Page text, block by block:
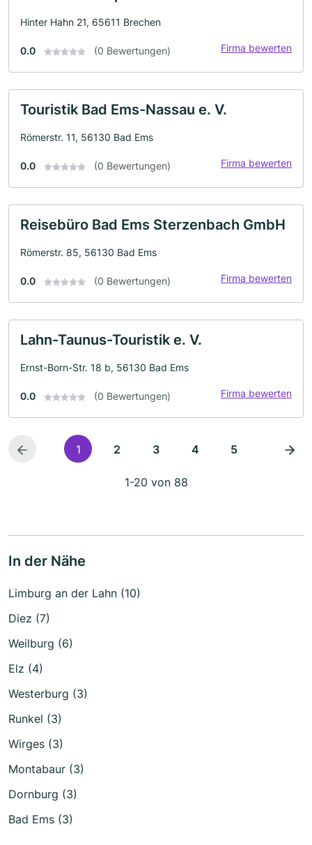
Hinter Hahn 21, 65611 Brechen
0.0 (0 Bewertungen) Firma bewerten
Touristik Bad Ems-Nassau e. V.
Römerstr. 11, 56130 Bad Ems
0.0 (0 Bewertungen) Firma bewerten
Reisebüro Bad Ems Sterzenbach GmbH
Römerstr. 85, 56130 Bad Ems
0.0 (0 Bewertungen) Firma bewerten
Lahn-Taunus-Touristik e. V.
Ernst-Born-Str. 18 b, 56130 Bad Ems
0.0 (0 Bewertungen) Firma bewerten
1 2 3 4 5
1-20 von 88
In der Nähe
Limburg an der Lahn (10)
Diez (7)
Weilburg (6)
Elz (4)
Westerburg (3)
Runkel (3)
Wirges (3)
Montabaur (3)
Dornburg (3)
Bad Ems (3)